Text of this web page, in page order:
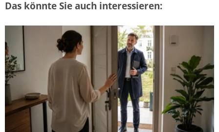
Das könnte Sie auch interessieren: